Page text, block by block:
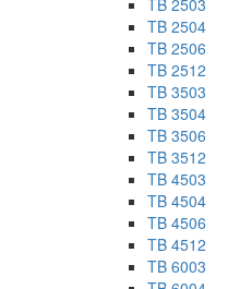
TB 2504
TB 2506
TB 2512
TB 3503
TB 3504
TB 3506
TB 3512
TB 4503
TB 4504
TB 4506
TB 4512
TB 6003